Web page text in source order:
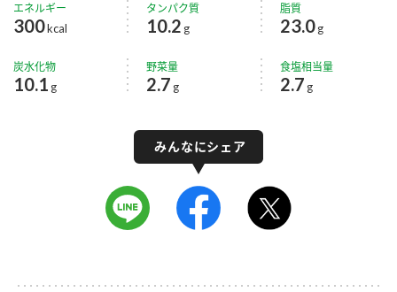
エネルギー
300kcal
タンパク質
10.2 g
脂質
23.0 g
炭水化物
10.1 g
野菜量
2.7 g
食塩相当量
2.7 g